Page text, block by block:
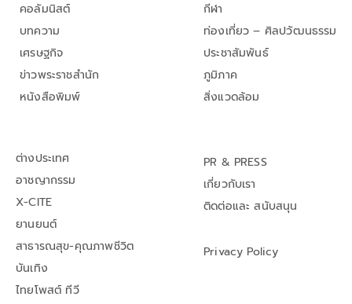
คอลัมนิสต์
บทความ
เศรษฐกิจ
ข่าวพระราชสำนัก
หนังสือพิมพ์
กีฬา
ท่องเที่ยว – ศิลปวัฒนธรรม
ประชาสัมพันธ์
ภูมิภาค
สิ่งแวดล้อม
ต่างประเทศ
อาชญากรรม
X-CITE
ยานยนต์
สาธารณสุข-คุณภาพชีวิต
บันเทิง
ไทยโพสต์ ทีวี
PR & PRESS
เกี่ยวกับเรา
ติดต่อและ สนับสนุน
Privacy Policy